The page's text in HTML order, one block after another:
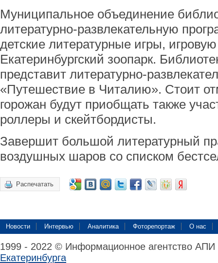
Муниципальное объединение
литературно-развлекательную
детские литературные игры,
Екатеринбургский зоопарк.
представит литературно-
«Путешествие в Читалию». Стоит
горожан будут приобщать также
роллеры и скейтбордисты.
Завершит большой литературный
воздушных шаров со списком
Распечатать
Новости Интервью Аналитика Фоторепортаж О нас
1999 - 2022 © Информационное агентство
Екатеринбурга